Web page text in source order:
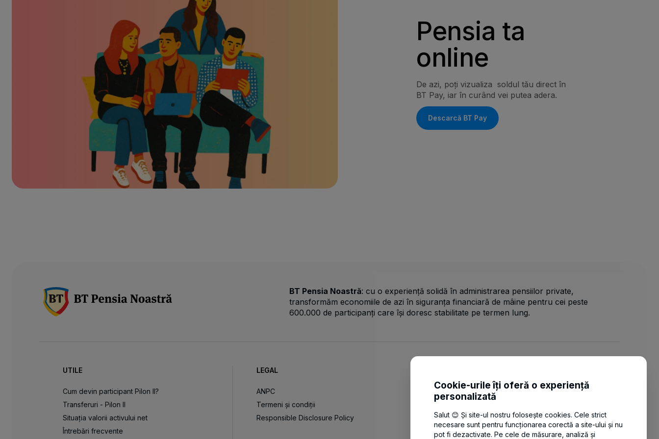
Pensia ta
online
De azi, poți vizualiza soldul tău direct în
BT Pay, iar în curând vei putea adera.
Descarcă BT Pay
BT Pensia Noastră: cu o experiență solidă în administrarea pensiilor private,
transformăm economiile de azi în siguranța financiară de mâine pentru cei peste
600.000 de participanți care își doresc stabilitate pe termen lung.
UTILE
Cum devin participant Pilon II?
Transferuri - Pilon II
Situația valorii activului net
Întrebări frecvente
LEGAL
ANPC
Termeni și condiții
Responsible Disclosure Policy
T:021 408 29 00 |021 408 29 39
vreaupensie@btpensianoastra.ro
A: Str. Gheorghe Polizu, Nr. 58-60, Etaj 8
(zona 2), Sector 1, București
Cookie-urile îți oferă o experiență
personalizată
Salut 😊 Și site-ul nostru folosește cookies. Cele strict
necesare sunt pentru funcționarea corectă a site-ului și nu
pot fi dezactivate. Pe cele de măsurare, analiză și